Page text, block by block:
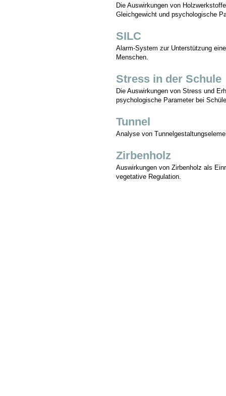
Die Auswirkungen von
Gleichgewicht und psychologische
SILC
Alarm-System zur Unterstützung
Menschen.
Stress in der Schule
Die Auswirkungen von Stress und
psychologische Parameter bei
Tunnel
Analyse von
Zirbenholz
Auswirkungen von Zirbenholz als
vegetative Regulation.